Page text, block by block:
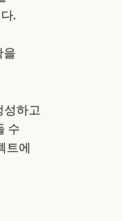
.
을
성하고
수
트에